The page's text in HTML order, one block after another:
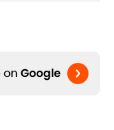
on Google